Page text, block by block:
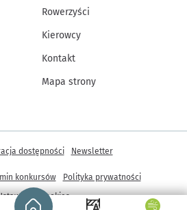
Strona główna - wroclaw.pl
Rowerzyści
Kierowcy
Kontakt
Mapa strony
dostępności Newsletter
konkursów
Polityka prywatności
cookies